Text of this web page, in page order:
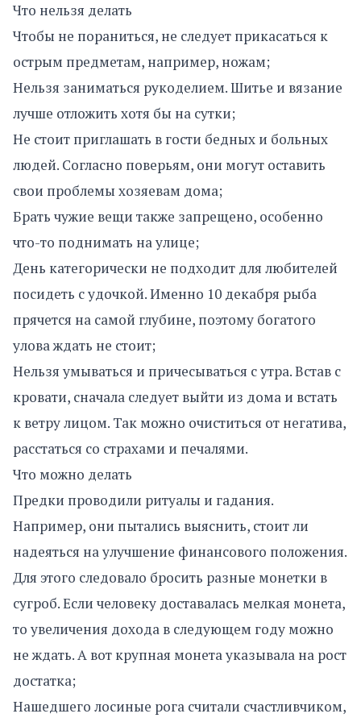
Что нельзя делать
Чтобы не пораниться, не следует прикасаться к
острым предметам, например, ножам;
Нельзя заниматься рукоделием. Шитье и вязание
лучше отложить хотя бы на сутки;
Не стоит приглашать в гости бедных и больных
людей. Согласно поверьям, они могут оставить
свои проблемы хозяевам дома;
Брать чужие вещи также запрещено, особенно
что-то поднимать на улице;
День категорически не подходит для любителей
посидеть с удочкой. Именно 10 декабря рыба
прячется на самой глубине, поэтому богатого
улова ждать не стоит;
Нельзя умываться и причесываться с утра. Встав с
кровати, сначала следует выйти из дома и встать
к ветру лицом. Так можно очиститься от негатива,
расстаться со страхами и печалями.
Что можно делать
Предки проводили ритуалы и гадания.
Например, они пытались выяснить, стоит ли
надеяться на улучшение финансового положения.
Для этого следовало бросить разные монетки в
сугроб. Если человеку доставалась мелкая монета,
то увеличения дохода в следующем году можно
не ждать. А вот крупная монета указывала на рост
достатка;
Нашедшего лосиные рога считали счастливчиком,